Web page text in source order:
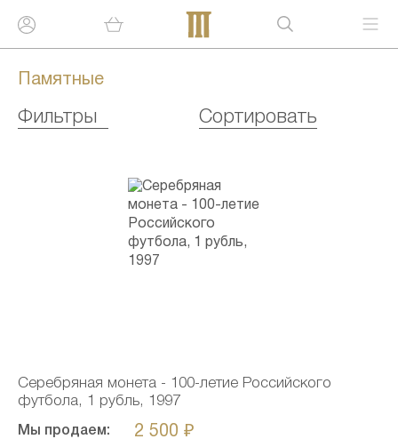
Памятные
Фильтры Сортировать
Серебряная монета - 100-летие Российского
футбола, 1 рубль, 1997
Мы продаем: 2 500 ₽